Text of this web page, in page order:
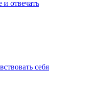
и отвечать
себя